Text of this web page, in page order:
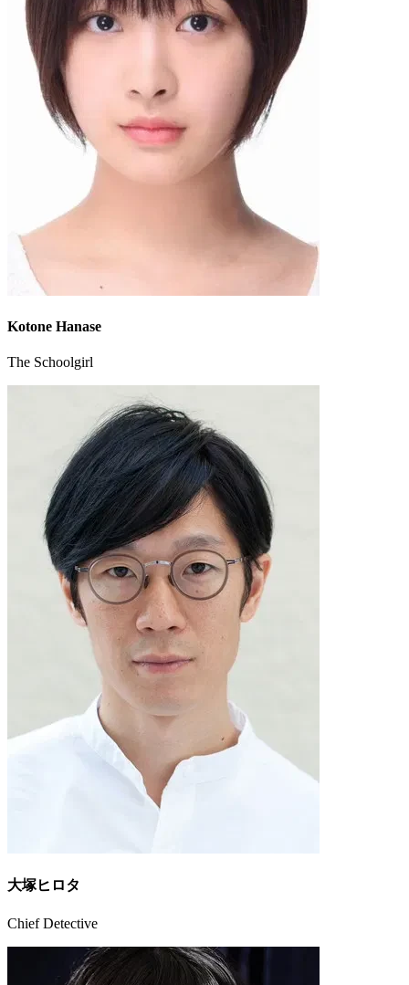
Kotone Hanase
The Schoolgirl
大塚ヒロタ
Chief Detective